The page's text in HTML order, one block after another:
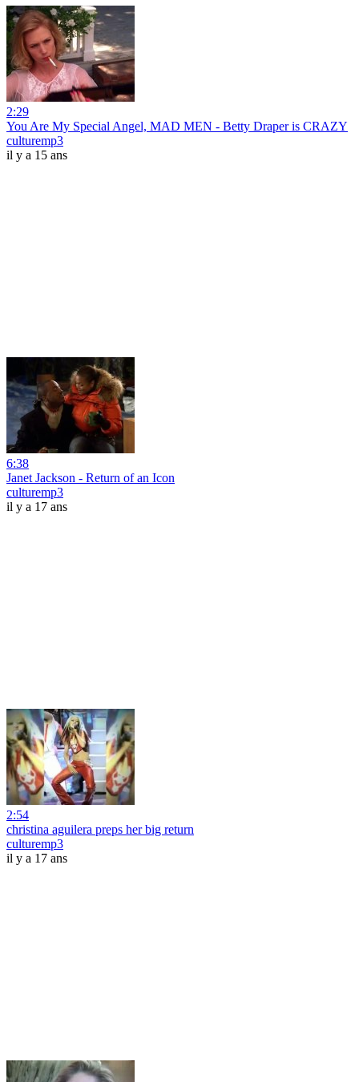
2:29
You Are My Special Angel, MAD MEN - Betty Draper is CRAZY
culturemp3
il y a 15 ans
6:38
Janet Jackson - Return of an Icon
culturemp3
il y a 17 ans
2:54
christina aguilera preps her big return
culturemp3
il y a 17 ans